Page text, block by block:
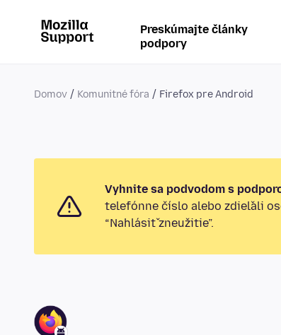
Preskúmajte články
podpory
Domov Komunitné fóra Firefox pre Android
Vyhnite sa podvodom s
telefónne číslo alebo zdieľali
“Nahlásiť zneužitie”.